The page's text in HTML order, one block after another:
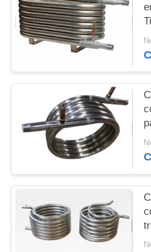
PRIVACY
POLICY